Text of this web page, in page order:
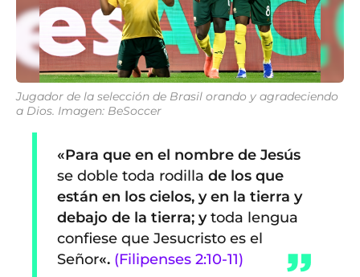
Jugador de la selección de Brasil orando y agradeciendo
a Dios. Imagen: BeSoccer
«Para que en el nombre de Jesús
se doble toda rodilla de los que
están en los cielos, y en la tierra y
debajo de la tierra; ytoda lengua
confiese que Jesucristo es el
Señor«. (Filipenses 2:10-11)